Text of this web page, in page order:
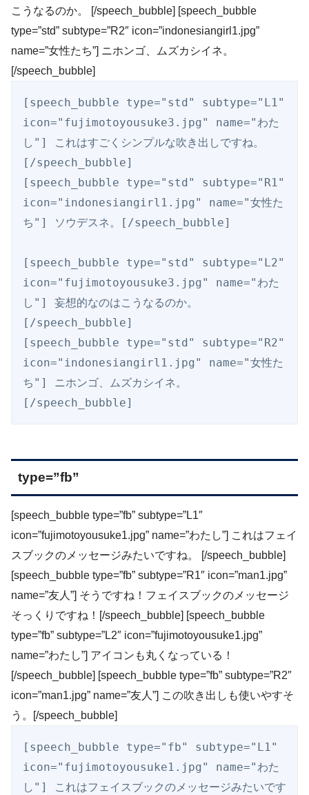
こうなるのか。 [/speech_bubble] [speech_bubble
type=”std” subtype=”R2″ icon=”indonesiangirl1.jpg”
name=”女性たち”] ニホンゴ、ムズカシイネ。
[/speech_bubble]
[speech_bubble type="std" subtype="L1"
icon="fujimotoyousuke3.jpg" name="わた
し"] これはすごくシンプルな吹き出しですね。
[/speech_bubble]
[speech_bubble type="std" subtype="R1"
icon="indonesiangirl1.jpg" name="女性た
ち"] ソウデスネ。[/speech_bubble]
[speech_bubble type="std" subtype="L2"
icon="fujimotoyousuke3.jpg" name="わた
し"] 妄想的なのはこうなるのか。
[/speech_bubble]
[speech_bubble type="std" subtype="R2"
icon="indonesiangirl1.jpg" name="女性た
ち"] ニホンゴ、ムズカシイネ。
[/speech_bubble]
type=”fb”
[speech_bubble type=”fb” subtype=”L1″
icon=”fujimotoyousuke1.jpg” name=”わたし”] これはフェイ
スブックのメッセージみたいですね。 [/speech_bubble]
[speech_bubble type=”fb” subtype=”R1″ icon=”man1.jpg”
name=”友人”] そうですね！フェイスブックのメッセージ
そっくりですね！[/speech_bubble] [speech_bubble
type=”fb” subtype=”L2″ icon=”fujimotoyousuke1.jpg”
name=”わたし”] アイコンも丸くなっている！
[/speech_bubble] [speech_bubble type=”fb” subtype=”R2″
icon=”man1.jpg” name=”友人”] この吹き出しも使いやすそ
う。[/speech_bubble]
[speech_bubble type="fb" subtype="L1"
icon="fujimotoyousuke1.jpg" name="わた
し"] これはフェイスブックのメッセージみたいです